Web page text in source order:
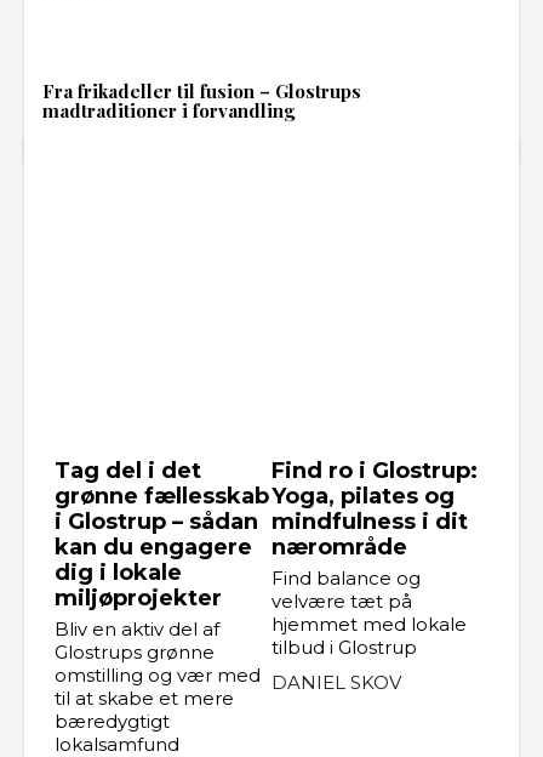
Fra frikadeller til fusion – Glostrups
madtraditioner i forvandling
Tag del i det
grønne fællesskab
i Glostrup – sådan
kan du engagere
dig i lokale
miljøprojekter
Bliv en aktiv del af
Glostrups grønne
omstilling og vær med
til at skabe et mere
bæredygtigt
lokalsamfund
Find ro i Glostrup:
Yoga, pilates og
mindfulness i dit
nærområde
Find balance og
velvære tæt på
hjemmet med lokale
tilbud i Glostrup
DANIEL SKOV